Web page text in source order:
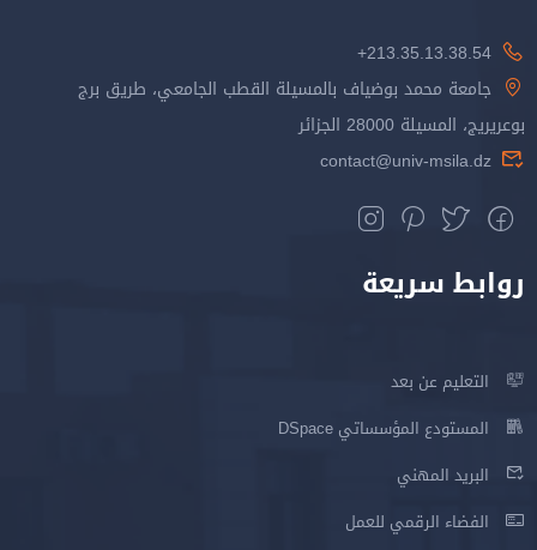
213.35.13.38.54+
جامعة محمد بوضياف بالمسيلة القطب الجامعي، طريق برج
بوعريريج، المسيلة 28000 الجزائر
contact@univ-msila.dz
روابط سريعة
التعليم عن بعد
المستودع المؤسساتي DSpace
البريد المهني
الفضاء الرقمي للعمل